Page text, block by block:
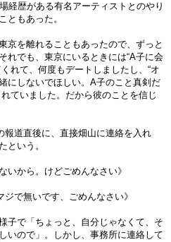
経歴がある有名アーティストとのやり
ともあった。
京を離れることもあったので、ずっと
れでも、東京にいるときには“A子に会
れて、何度もデートしましたし、“オ
にしないでほしい。A子のこと真剣だ
ていました。だから彼のことを信じ
道直後に、直接畑山に連絡を入れ
という。
いから。けどごめんなさい》
ジで無いです、ごめんなさい》
子で「ちょっと、自分じゃなくて、そ
いので」。しかし、事務所に連絡して